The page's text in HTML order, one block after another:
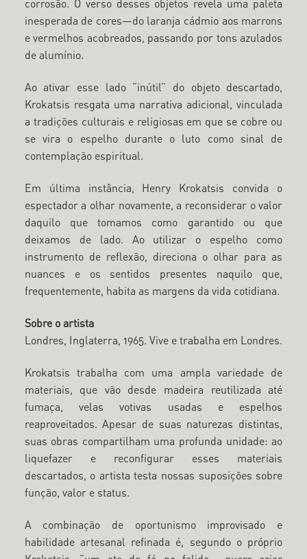
corrosão. O verso desses objetos revela uma paleta
inesperada de cores—do laranja cádmio aos marrons
e vermelhos acobreados, passando por tons azulados
de alumínio.
Ao ativar esse lado “inútil” do objeto descartado,
Krokatsis resgata uma narrativa adicional, vinculada
a tradições culturais e religiosas em que se cobre ou
se vira o espelho durante o luto como sinal de
contemplação espiritual.
Em última instância, Henry Krokatsis convida o
espectador a olhar novamente, a reconsiderar o valor
daquilo que tomamos como garantido ou que
deixamos de lado. Ao utilizar o espelho como
instrumento de reflexão, direciona o olhar para as
nuances e os sentidos presentes naquilo que,
frequentemente, habita as margens da vida cotidiana.
Sobre o artista
Londres, Inglaterra, 1965. Vive e trabalha em Londres.
Krokatsis trabalha com uma ampla variedade de
materiais, que vão desde madeira reutilizada até
fumaça, velas votivas usadas e espelhos
reaproveitados. Apesar de suas naturezas distintas,
suas obras compartilham uma profunda unidade: ao
liquefazer e reconfigurar esses materiais
descartados, o artista testa nossas suposições sobre
função, valor e status.
A combinação de oportunismo improvisado e
habilidade artesanal refinada é, segundo o próprio